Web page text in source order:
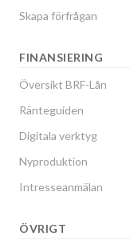
Skapa förfrågan
FINANSIERING
Översikt BRF-Lån
Ränteguiden
Digitala verktyg
Nyproduktion
Intresseanmälan
ÖVRIGT